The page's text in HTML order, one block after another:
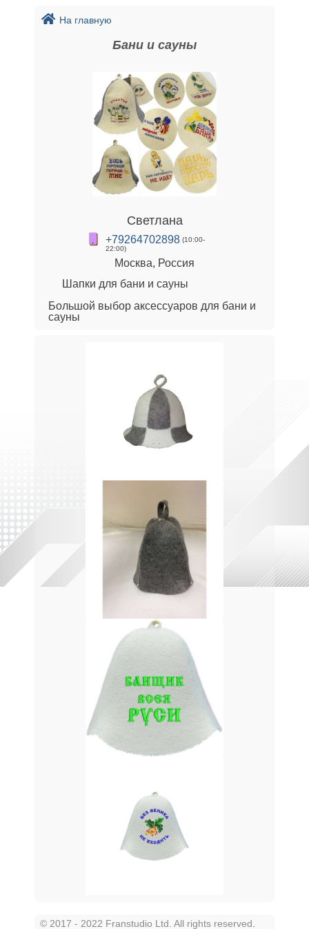
На главную
Бани и сауны
Светлана
+79264702898 (10:00-
22:00)
Москва, Россия
Шапки для бани и сауны
Большой выбор аксессуаров для бани и
сауны
© 2017 - 2022 Franstudio Ltd. All rights reserved